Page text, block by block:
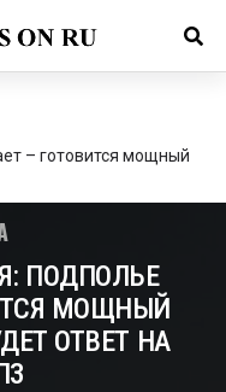
– готовится мощный
ПОДПОЛЬЕ
МОЩНЫЙ
ОТВЕТ НА